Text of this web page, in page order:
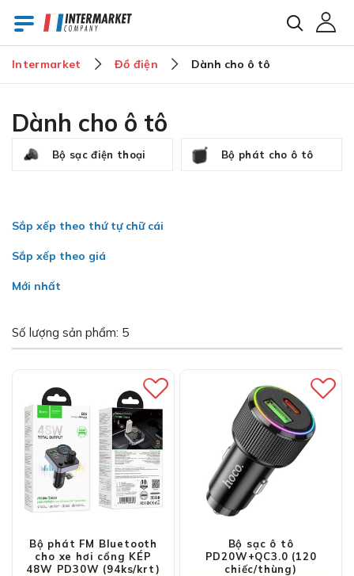
Mật khẩu
Intermarket Đồ điện Dành cho ô tô
Dành cho ô tô
Bộ sạc điện thoại Bộ phát cho ô tô
Sắp xếp theo thứ tự chữ cái
Sắp xếp theo giá
Mới nhất
Số lượng sản phẩm: 5
Bộ phát FM Bluetooth
cho xe hơi cổng KÉP
48W PD30W (94ks/krt)
Bộ sạc ô tô
PD20W+QC3.0 (120
chiếc/thùng)